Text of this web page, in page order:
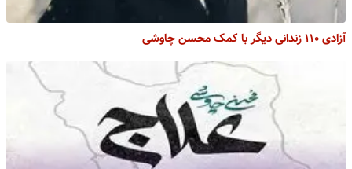
آزادی ۱۱۰ زندانی دیگر با کمک محسن چاوشی